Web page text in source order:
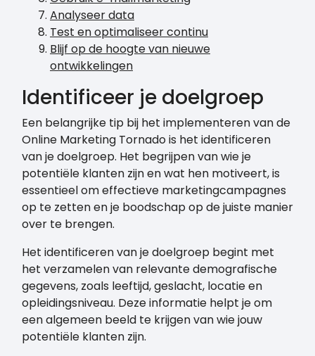
Analyseer data
Test en optimaliseer continu
Blijf op de hoogte van nieuwe
ontwikkelingen
Identificeer je doelgroep
Een belangrijke tip bij het implementeren van de
Online Marketing Tornado is het identificeren
van je doelgroep. Het begrijpen van wie je
potentiële klanten zijn en wat hen motiveert, is
essentieel om effectieve marketingcampagnes
op te zetten en je boodschap op de juiste manier
over te brengen.
Het identificeren van je doelgroep begint met
het verzamelen van relevante demografische
gegevens, zoals leeftijd, geslacht, locatie en
opleidingsniveau. Deze informatie helpt je om
een algemeen beeld te krijgen van wie jouw
potentiële klanten zijn.